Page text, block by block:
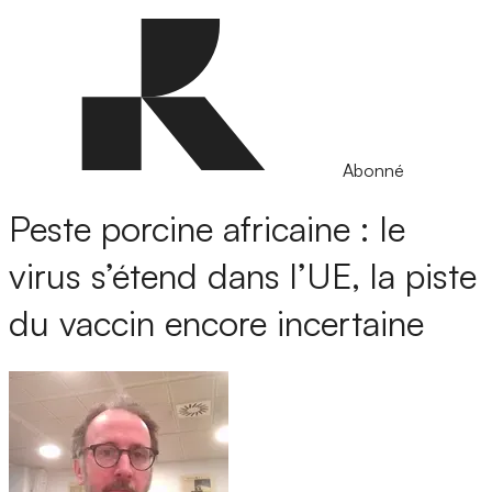
Abonné
Peste porcine africaine : le
virus s’étend dans l’UE, la piste
du vaccin encore incertaine